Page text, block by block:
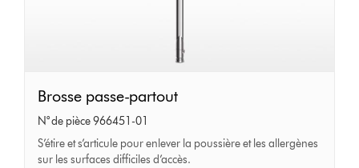
Brosse
passe-
partout
Brosse passe-partout
N° de pièce 966451-01
S’étire et s’articule pour enlever la poussière et les allergènes
sur les surfaces difficiles d’accès.